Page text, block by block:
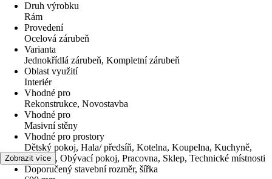
Druh výrobku
Rám
Provedení
Ocelová zárubeň
Varianta
Jednokřídlá zárubeň, Kompletní zárubeň
Oblast využití
Interiér
Vhodné pro
Rekonstrukce, Novostavba
Vhodné pro
Masivní stěny
Vhodné pro prostory
Dětský pokoj, Hala/ předsíň, Kotelna, Koupelna, Kuchyně,
Ložnice, Obývací pokoj, Pracovna, Sklep, Technické místnosti
Doporučený stavební rozměr, šířka
Zobrazit více